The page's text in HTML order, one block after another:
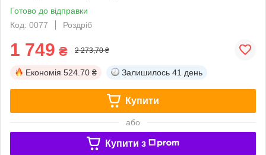
Готово до відправки
Код: 0077
Роздріб
1 749 ₴ 2 273,70 ₴
Економія 524.70 ₴ Залишилось 41 день
Купити
або
Купити з